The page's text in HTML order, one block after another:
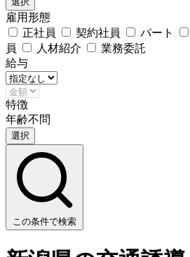
雇用形態
正社員
契約社員 パート
員
人材紹介
業務委託
給与
特徴
年齢不問
選択
この条件で検索